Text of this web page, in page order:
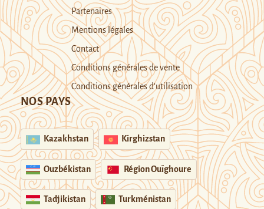
Partenaires
Mentions légales
Contact
Conditions générales de vente
Conditions générales d’utilisation
NOS PAYS
Kazakhstan Kirghizstan
Ouzbékistan Région Ouïghoure
Tadjikistan Turkménistan